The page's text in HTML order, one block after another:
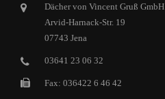
Dächer von Vincent Gruß GmbH
Arvid-Harnack-Str. 19
07743 Jena
03641 23 06 32
Fax: 036422 6 46 42